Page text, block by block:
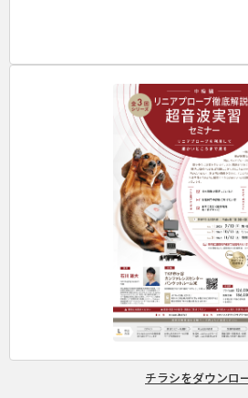
チラシをダウンロ